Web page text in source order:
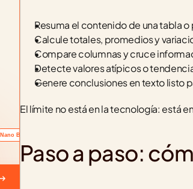
Nano Banana
Resuma el contenido de una tabla o
Calcule totales, promedios y
Compare columnas y cruce
Detecte valores atípicos o
Genere conclusiones en texto listo
El límite no está en la tecnología: está
Paso a paso: